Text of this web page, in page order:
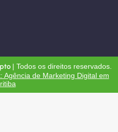
| Todos os direitos reservados.
Agência de Marketing Digital em